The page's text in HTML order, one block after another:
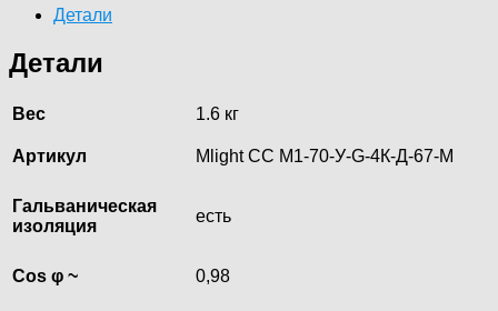
Детали
Детали
Вес 1.6 кг
Артикул Mlight СС М1-70-У-G-4К-Д-67-M
Гальваническая
изоляция
есть
Cos φ ~ 0,98